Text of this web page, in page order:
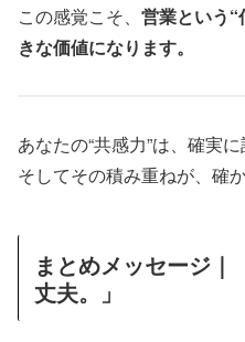
この感覚こそ、 営業という
きな価値になります。
あなたの“共感力”は、確実
そしてその積み重ねが、確
まとめメッセージ｜
丈夫。」